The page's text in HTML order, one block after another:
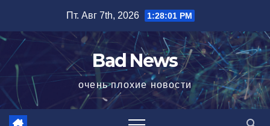
содержимому
Пт. Авг 7th, 2026 1:28:01 PM
Bad News
очень плохие новости